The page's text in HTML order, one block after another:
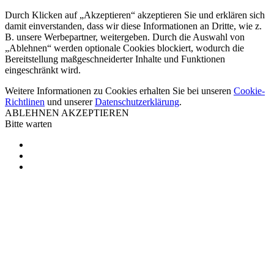
Durch Klicken auf „Akzeptieren“ akzeptieren Sie und erklären sich
damit einverstanden, dass wir diese Informationen an Dritte, wie z.
B. unsere Werbepartner, weitergeben. Durch die Auswahl von
„Ablehnen“ werden optionale Cookies blockiert, wodurch die
Bereitstellung maßgeschneiderter Inhalte und Funktionen
eingeschränkt wird.
Weitere Informationen zu Cookies erhalten Sie bei unseren Cookie-
Richtlinen und unsererDatenschutzerklärung.
ABLEHNEN AKZEPTIEREN
Bitte warten